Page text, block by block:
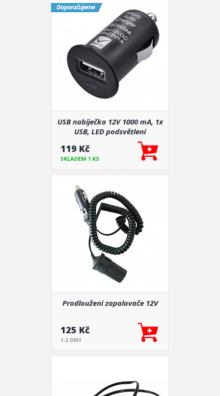
Doporučujeme
USB nabíječka 12V 1000 mA, 1x
USB, LED podsvětlení
119 Kč
SKLADEM 1 KS
Prodloužení zapalovače 12V
125 Kč
1-3 DNY